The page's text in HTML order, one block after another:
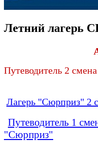
Летний лагерь
Путеводитель 2
Лагерь "Сюрприз"
Путеводитель 1
"Сюрприз"